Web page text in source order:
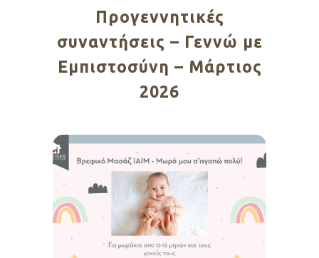
Προγεννητικές
συναντήσεις – Γεννώ με
Εμπιστοσύνη – Μάρτιος
2026